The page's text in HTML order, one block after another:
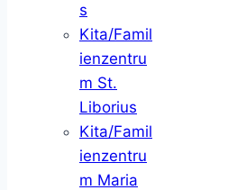
s
Kita/Famil
ienzentru
m St.
Liborius
Kita/Famil
ienzentru
m Maria